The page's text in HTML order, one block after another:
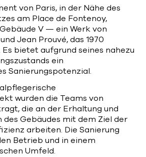
von Paris, in der Nähe des
am Place de Fontenoy,
V — ein Werk von
Jean Prouvé, das 1970
bietet aufgrund seines nahezu
ein
Sanierungspotenzial.
wurden die Teams von
die an der Erhaltung und
Gebäudes mit dem Ziel der
arbeiten. Die Sanierung
Betrieb und in einem
Umfeld.
général
général d’aménagement
| Patriarche
de solutions digitales
au bâtiment
fournisseur de services et